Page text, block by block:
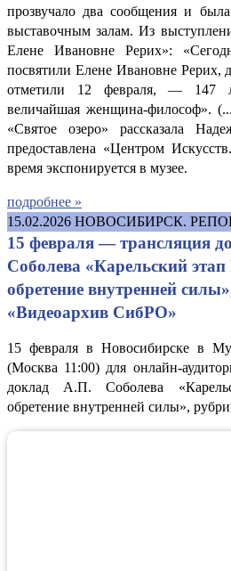
прозвучало два сообщения и
выставочным залам. Из
Елене Ивановне Рерих»:
посвятили Елене Ивановне Рерих,
отметили 12 февраля, — 147
величайшая женщина-философ».
«Святое озеро» рассказала
предоставлена «Центром
время экспонируется в музее.
подробнее »
15.02.2026 НОВОСИБИРСК.
15 февраля — трансляция
Соболева «Карельский
обретение внутренней
«Видеоархив СибРО»
15 февраля в Новосибирске в
(Москва 11:00) для онлайн-
доклад А.П. Соболева
обретение внутренней силы»,